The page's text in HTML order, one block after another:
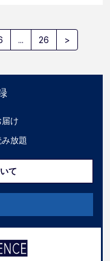
... 26 >
け
放題
て